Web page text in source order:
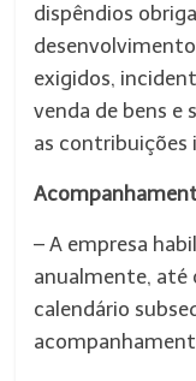
dispêndios
exigidos,
venda de bens e
as contribuições
– A empresa
anualmente, até
calendário